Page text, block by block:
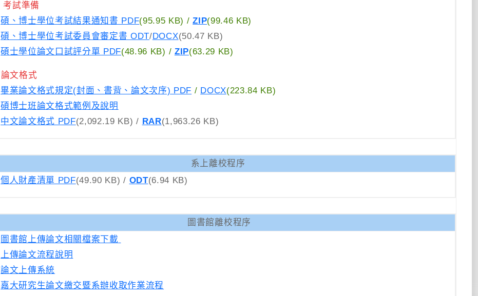
考試準備
碩、博士學位考試結果通知書 PDF(95.95 KB) /ZIP(99.46 KB)
碩、博士學位考試委員會審定書 ODT/DOCX(50.47 KB)
碩士學位論文口試評分單 PDF(48.96 KB) / ZIP(63.29 KB)
論文格式
畢業論文格式規定(封面、書背、論文次序) PDF / DOCX(223.84 KB)
碩博士班論文格式範例及說明
中文論文格式 PDF(2,092.19 KB) / RAR(1,963.26 KB)
系上離校程序
個人財產清單 PDF(49.90 KB) / ODT(6.94 KB)
圖書館離校程序
圖書館上傳論文相關檔案下載
上傳論文流程說明
論文上傳系統
嘉大研究生論文繳交暨系辦收取作業流程